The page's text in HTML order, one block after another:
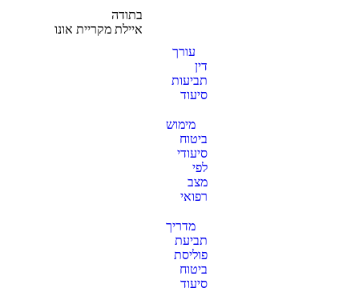
בתודה
איילת מקריית אונו
עורך
דין
תביעות
סיעוד
מימוש
ביטוח
סיעודי
לפי
מצב
רפואי
מדריך
תביעת
פוליסת
ביטוח
סיעוד